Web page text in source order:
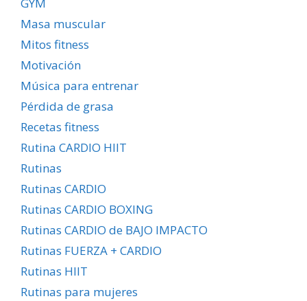
GYM
Masa muscular
Mitos fitness
Motivación
Música para entrenar
Pérdida de grasa
Recetas fitness
Rutina CARDIO HIIT
Rutinas
Rutinas CARDIO
Rutinas CARDIO BOXING
Rutinas CARDIO de BAJO IMPACTO
Rutinas FUERZA + CARDIO
Rutinas HIIT
Rutinas para mujeres